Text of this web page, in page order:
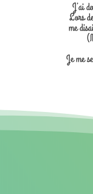
J’ai
Lors
me
Je me